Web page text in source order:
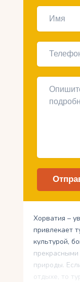
Хорватия –
привлекает
культурой,
природы.
отдыхе, то